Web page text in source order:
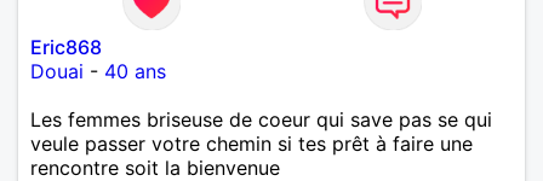
Eric868
Douai - 40 ans
Les femmes briseuse de coeur qui save pas se qui
veule passer votre chemin si tes prêt à faire une
rencontre soit la bienvenue